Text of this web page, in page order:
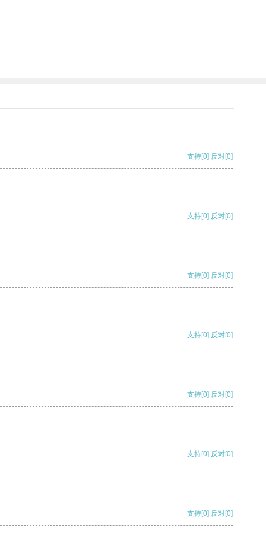
支持[0] 反对[0]
支持[0] 反对[0]
支持[0] 反对[0]
支持[0] 反对[0]
支持[0] 反对[0]
支持[0] 反对[0]
支持[0] 反对[0]